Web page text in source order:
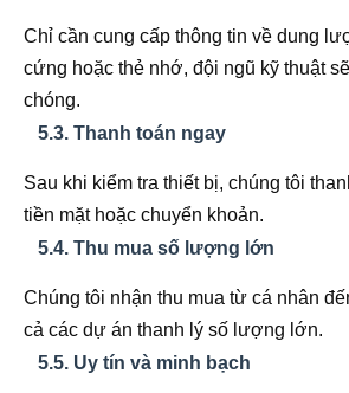
Chỉ cần cung cấp thông tin về dung
cứng hoặc thẻ nhớ, đội ngũ kỹ thuật
chóng.
5.3. Thanh toán ngay
Sau khi kiểm tra thiết bị, chúng tôi
tiền mặt hoặc chuyển khoản.
5.4. Thu mua số lượng lớn
Chúng tôi nhận thu mua từ cá nhân
cả các dự án thanh lý số lượng lớn.
5.5. Uy tín và minh bạch